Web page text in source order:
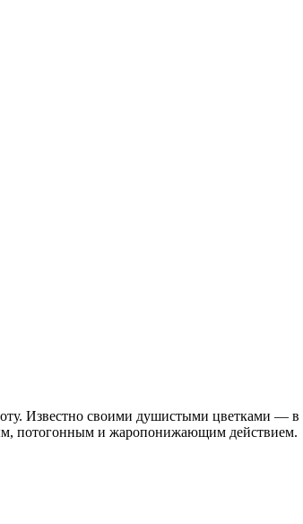
Известно своими душистыми цветками — в
потогонным и жаропонижающим действием.